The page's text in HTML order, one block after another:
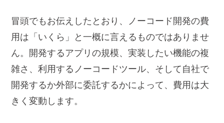
冒頭でもお伝えしたとおり、ノーコード開発の費
用は「いくら」と一概に言えるものではありませ
ん。開発するアプリの規模、実装したい機能の複
雑さ、利用するノーコードツール、そして自社で
開発するか外部に委託するかによって、費用は大
きく変動します。